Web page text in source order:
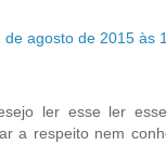
de agosto de 2015 às
ler esse ler
a respeito nem